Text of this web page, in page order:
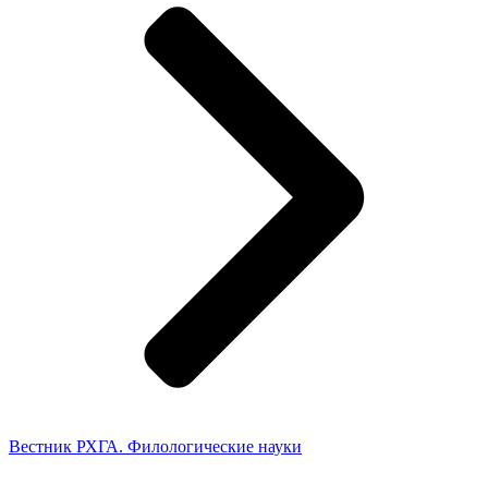
Вестник РХГА. Филологические науки